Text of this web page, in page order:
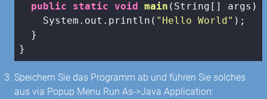
public
static void main (String[] args)
    System.out.println(
"Hello World" );
  }
}
Speichern Sie das Programm ab und führen Sie solches
aus via Popup Menu Run As->Java Application: